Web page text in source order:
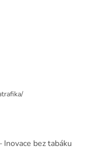
bez tabáku